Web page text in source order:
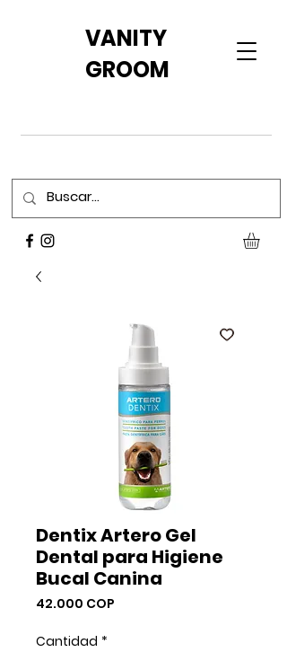
VANITY
GROOM
Dentix Artero Gel
Dental para Higiene
Bucal Canina
42.000 COP
Cantidad *